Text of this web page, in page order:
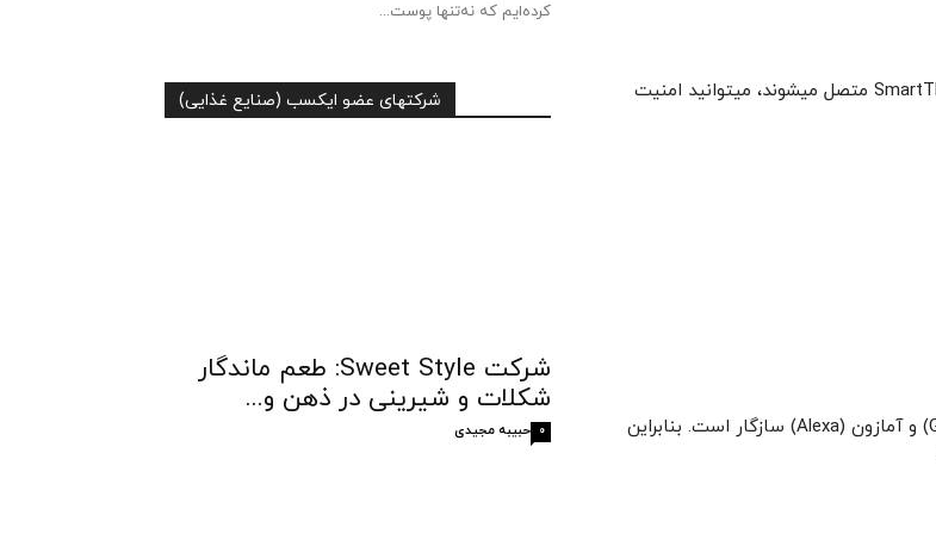
با استفاده از سنسورهای حرکتی و دوربین های امنیتی که به SmartThings متصل میشوند، میتوانید امنیت
پلتفرم SmartThings با دستیارهای صوتی گوگل (Google Assistant) و آمازون (Alexa) سازگار است. بنابراین
کرده‌ایم که نه‌تنها پوست...
شرکتهای عضو ایکسب (صنایع غذایی)
شرکت Sweet Style: طعم ماندگار
شکلات و شیرینی در ذهن و...
حبیبه مجیدی 0